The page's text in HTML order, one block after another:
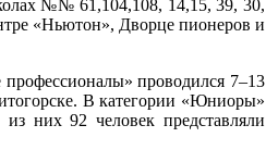
№№ 61,104,108, 14,15, 39, 30,
«Ньютон», Дворце пионеров и
проводился 7–13
В категории «Юниоры»
них 92 человек представляли